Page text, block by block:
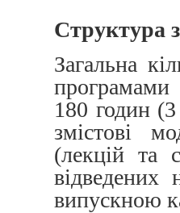
Структура
Загальна
програмами
180 годин
змістові
(лекцій та
відведених
випускною